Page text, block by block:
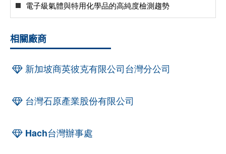
電子級氣體與特用化學品的高純度檢測趨勢
相關廠商
新加坡商英彼克有限公司台灣分公司
台灣石原產業股份有限公司
Hach台灣辦事處